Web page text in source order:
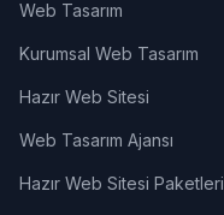
Web Tasarım
Kurumsal Web Tasarım
Hazır Web Sitesi
Web Tasarım Ajansı
Hazır Web Sitesi Paketleri